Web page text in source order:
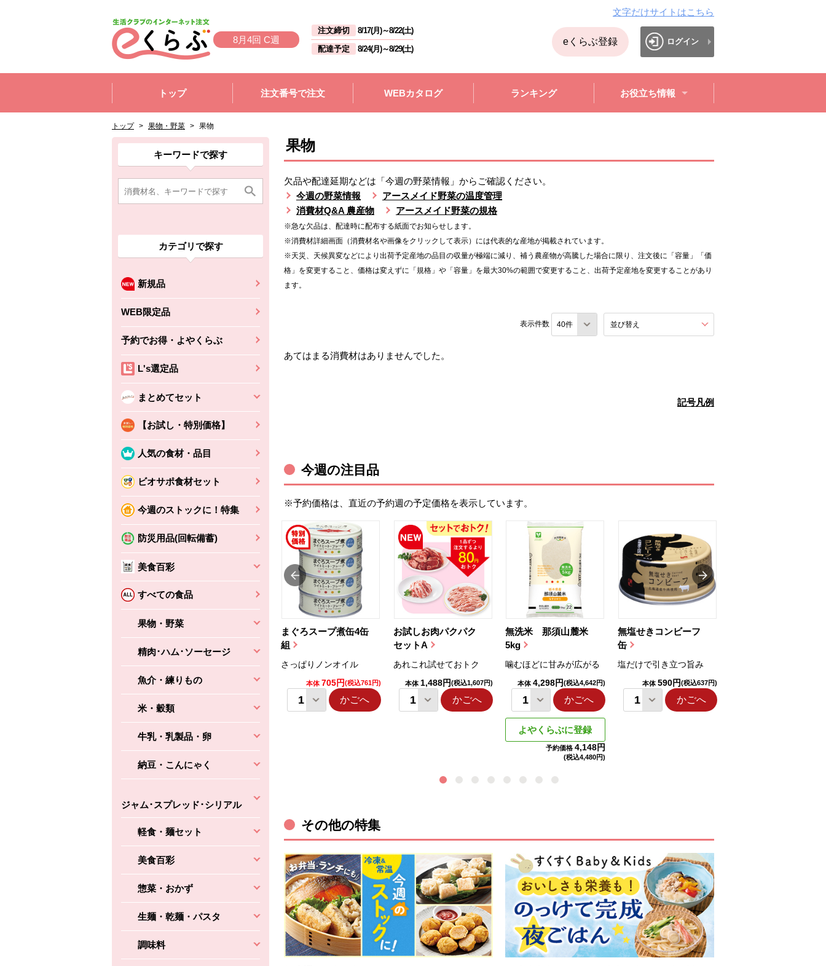
8月4回 C週
注文締切 8/17(月)～8/22(土)
配達予定
8/24(月)～8/29(土)
文字だけサイトはこちら
eくらぶ登録 ログイン
トップ
注文番号で注文 WEBカタログ ランキング お役立ち情報
トップ > 果物・野菜 > 果物
ここから消費材検索メニューです。
キーワードで探す
カテゴリで探す
新規品
WEB限定品
予約でお得・よやくらぶ
L's選定品
まとめてセット
【お試し・特別価格】
人気の食材・品目
ビオサポ食材セット
今週のストックに！特集
防災用品(回転備蓄)
美食百彩
すべての食品
果物・野菜
精肉･ハム･ソーセージ
魚介・練りもの
米・穀類
牛乳・乳製品・卵
納豆・こんにゃく
ジャム･スプレッド･シリアル
軽食・麺セット
美食百彩
惣菜・おかず
生麺・乾麺・パスタ
調味料
消費材検索メニューここまで。
ここから本文です。
ここから組合員向けメニューです。
組合員向けメニューここまで。
ここから本文です。 果物
欠品や配達延期などは「今週の野菜情報」からご確認ください。
今週の野菜情報
アースメイド野菜の温度管理
消費材Q&A 農産物
アースメイド野菜の規格
※急な欠品は、配達時に配布する紙面でお知らせします。
※消費材詳細画面（消費材名や画像をクリックして表示）には代表的な産地が掲載されています。
※天災、天候異変などにより出荷予定産地の品目の収量が極端に減り、補う農産物が高騰した場合に限り、注文後に「容量」「価
格」を変更すること、価格は変えずに「規格」や「容量」を最大30%の範囲で変更すること、出荷予定産地を変更することがあり
ます。
表示件数 並び替え
あてはまる消費材はありませんでした。
記号凡例
今週の注目品
※予約価格は、直近の予約週の予定価格を表示しています。
まぐろスープ煮缶4缶
組
さっぱりノンオイル
本体 705円(税込761円)
かごへ
お試しお肉パクパク
セットA
あれこれ試せておトク
本体 1,488円(税込1,607円)
かごへ
無洗米 那須山麓米
5kg
噛むほどに甘みが広がる
本体 4,298円(税込4,642円)
かごへ
よやくらぶに登録
予約価格 4,148円
(税込4,480円)
無塩せきコンビーフ
缶
塩だけで引き立つ旨み
本体 590円(税込637円)
かごへ
えびの風味がぶわっ！
(税込356円)
コク深くフルーティー
その他の特集